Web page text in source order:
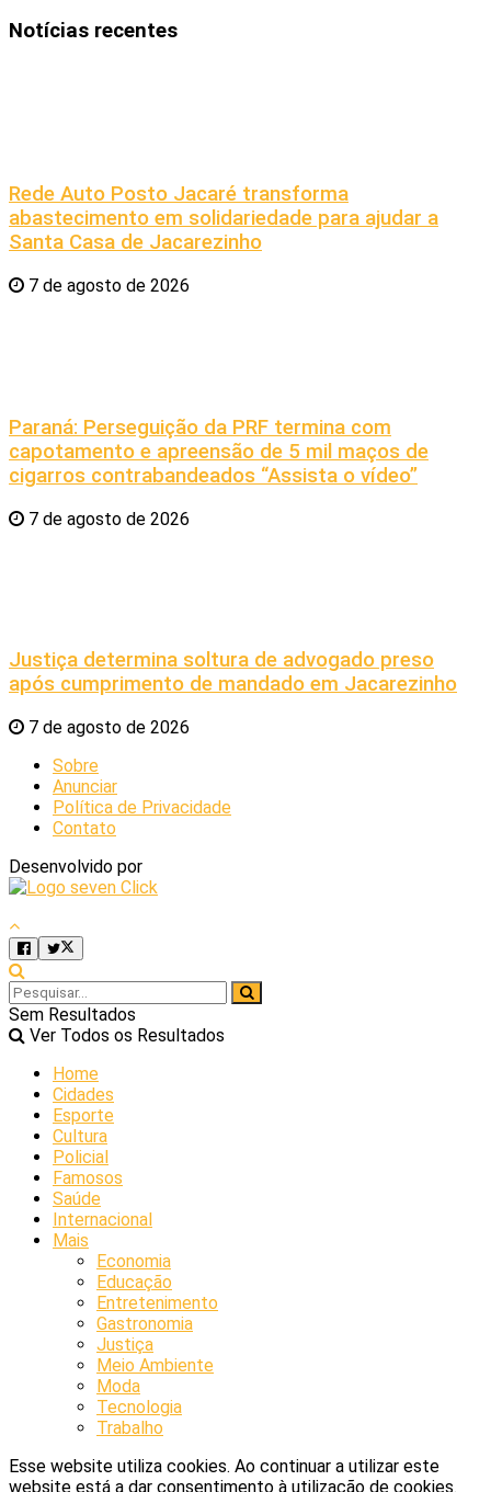
Notícias recentes
Rede Auto Posto Jacaré transforma
abastecimento em solidariedade para ajudar a
Santa Casa de Jacarezinho
7 de agosto de 2026
Paraná: Perseguição da PRF termina com
capotamento e apreensão de 5 mil maços de
cigarros contrabandeados “Assista o vídeo”
7 de agosto de 2026
Justiça determina soltura de advogado preso
após cumprimento de mandado em Jacarezinho
7 de agosto de 2026
Sobre
Anunciar
Política de Privacidade
Contato
Desenvolvido por
Sem Resultados
Ver Todos os Resultados
Home
Cidades
Esporte
Cultura
Policial
Famosos
Saúde
Internacional
Mais
Economia
Educação
Entretenimento
Gastronomia
Justiça
Meio Ambiente
Moda
Tecnologia
Trabalho
Esse website utiliza cookies. Ao continuar a utilizar este
website está a dar consentimento à utilização de cookies.